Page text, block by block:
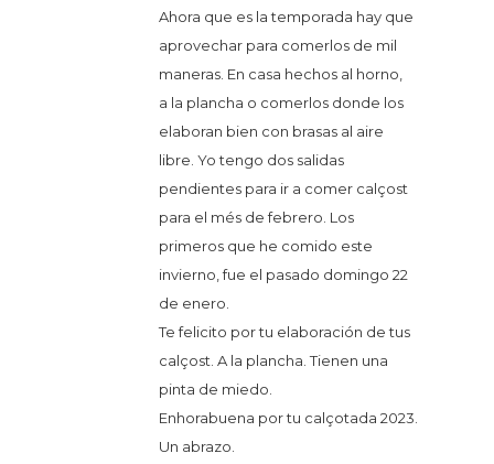
Ahora que es la temporada hay que
aprovechar para comerlos de mil
maneras. En casa hechos al horno,
a la plancha o comerlos donde los
elaboran bien con brasas al aire
libre. Yo tengo dos salidas
pendientes para ir a comer calçost
para el més de febrero. Los
primeros que he comido este
invierno, fue el pasado domingo 22
de enero.
Te felicito por tu elaboración de tus
calçost. A la plancha. Tienen una
pinta de miedo.
Enhorabuena por tu calçotada 2023.
Un abrazo.